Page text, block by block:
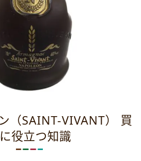
（SAINT-VIVANT） 買
役立つ知識